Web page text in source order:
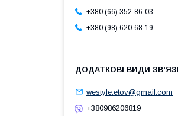
+380 (66) 352-86-03
+380 (98) 620-68-19
westyle.etov@gmail.com
+380986206819